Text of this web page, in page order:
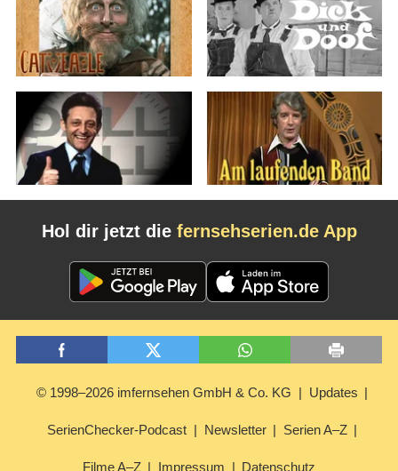
Hol dir jetzt die fernsehserien.de App
© 1998–2026 imfernsehen GmbH & Co. KG Updates
SerienChecker-Podcast Newsletter Serien A–Z
Filme A–Z Impressum Datenschutz